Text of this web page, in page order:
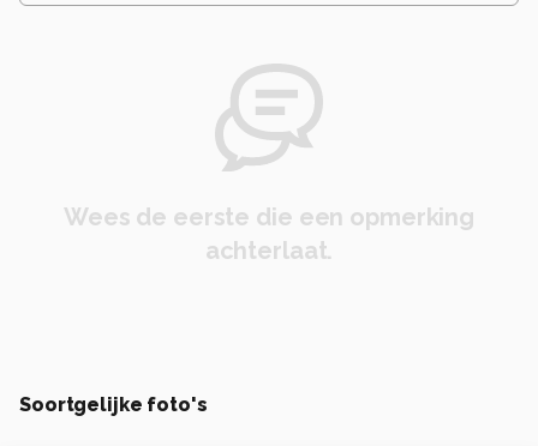
Wees de eerste die een opmerking
achterlaat.
Soortgelijke foto's